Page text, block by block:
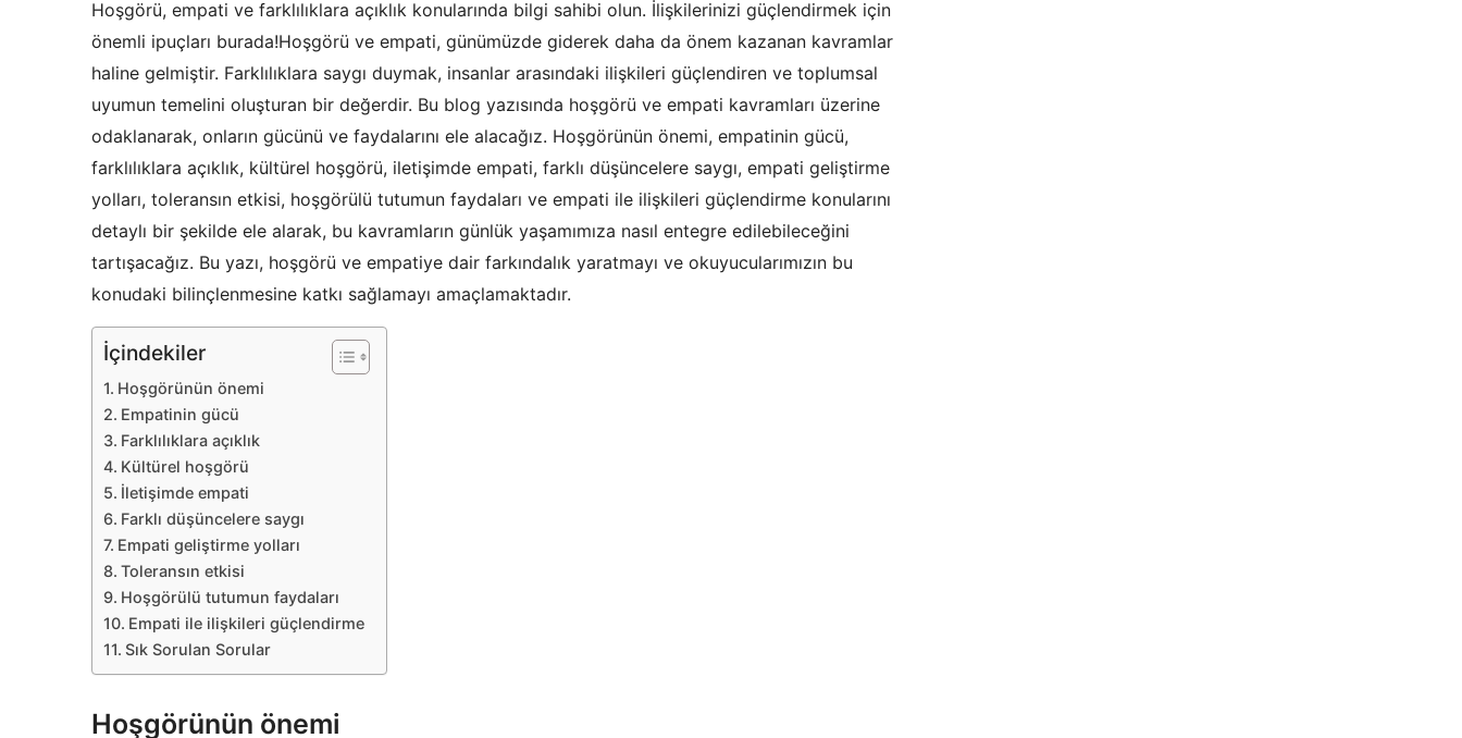
Hoşgörü, empati ve farklılıklara açıklık konularında bilgi sahibi olun. İlişkilerinizi güçlendirmek için
önemli ipuçları burada!Hoşgörü ve empati, günümüzde giderek daha da önem kazanan kavramlar
haline gelmiştir. Farklılıklara saygı duymak, insanlar arasındaki ilişkileri güçlendiren ve toplumsal
uyumun temelini oluşturan bir değerdir. Bu blog yazısında hoşgörü ve empati kavramları üzerine
odaklanarak, onların gücünü ve faydalarını ele alacağız. Hoşgörünün önemi, empatinin gücü,
farklılıklara açıklık, kültürel hoşgörü, iletişimde empati, farklı düşüncelere saygı, empati geliştirme
yolları, toleransın etkisi, hoşgörülü tutumun faydaları ve empati ile ilişkileri güçlendirme konularını
detaylı bir şekilde ele alarak, bu kavramların günlük yaşamımıza nasıl entegre edilebileceğini
tartışacağız. Bu yazı, hoşgörü ve empatiye dair farkındalık yaratmayı ve okuyucularımızın bu
konudaki bilinçlenmesine katkı sağlamayı amaçlamaktadır.
İçindekiler
Hoşgörünün önemi
Empatinin gücü
Farklılıklara açıklık
Kültürel hoşgörü
İletişimde empati
Farklı düşüncelere saygı
Empati geliştirme yolları
Toleransın etkisi
Hoşgörülü tutumun faydaları
Empati ile ilişkileri güçlendirme
Sık Sorulan Sorular
Hoşgörünün önemi